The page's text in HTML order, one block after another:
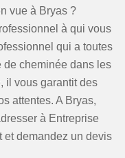
vue à Bryas ?
à qui vous
qui a toutes
de cheminée dans les
il vous garantit des
attentes. A Bryas,
à Entreprise
et demandez un devis